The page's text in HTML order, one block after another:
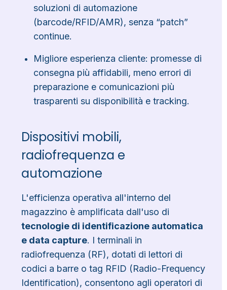
soluzioni di automazione
(barcode/RFID/AMR), senza “patch”
continue.
Migliore esperienza cliente: promesse di
consegna più affidabili, meno errori di
preparazione e comunicazioni più
trasparenti su disponibilità e tracking.
Dispositivi mobili,
radiofrequenza e
automazione
L'efficienza operativa all'interno del
magazzino è amplificata dall'uso di
tecnologie di identificazione automatica
e data capture. I terminali in
radiofrequenza (RF), dotati di lettori di
codici a barre o tag RFID (Radio-Frequency
Identification), consentono agli operatori di